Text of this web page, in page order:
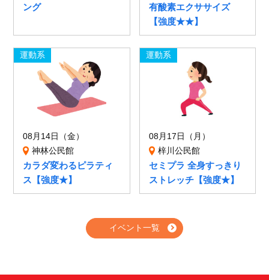
ング
有酸素エクササイズ
【強度★★】
運動系
08月14日（金）
神林公民館
カラダ変わるピラティ
ス【強度★】
運動系
08月17日（月）
梓川公民館
セミプラ 全身すっきり
ストレッチ【強度★】
イベント一覧